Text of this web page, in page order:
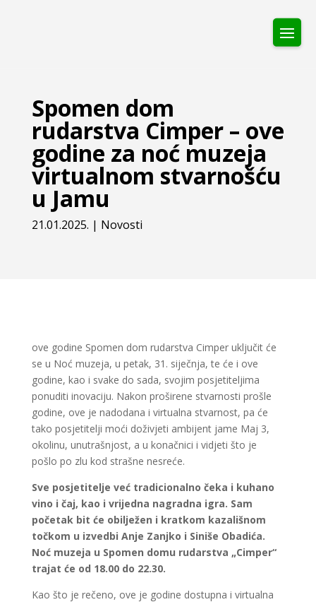
Spomen dom
rudarstva Cimper – ove
godine za noć muzeja
virtualnom stvarnošću
u Jamu
21.01.2025. | Novosti
ove godine Spomen dom rudarstva Cimper uključit će
se u Noć muzeja, u petak, 31. siječnja, te će i ove
godine, kao i svake do sada, svojim posjetiteljima
ponuditi inovaciju. Nakon proširene stvarnosti prošle
godine, ove je nadodana i virtualna stvarnost, pa će
tako posjetitelji moći doživjeti ambijent jame Maj 3,
okolinu, unutrašnjost, a u konačnici i vidjeti što je
pošlo po zlu kod strašne nesreće.
Sve posjetitelje već tradicionalno čeka i kuhano
vino i čaj, kao i vrijedna nagradna igra. Sam
početak bit će obilježen i kratkom kazališnom
točkom u izvedbi Anje Zanjko i Siniše Obadića.
Noć muzeja u Spomen domu rudarstva „Cimper“
trajat će od 18.00 do 22.30.
Kao što je rečeno, ove je godine dostupna i virtualna